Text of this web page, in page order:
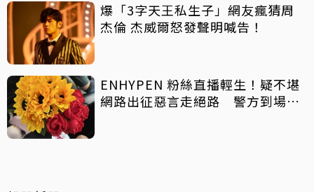
爆「3字天王私生子」網友瘋猜周
杰倫 杰威爾怒發聲明喊告！
ENHYPEN 粉絲直播輕生！疑不堪
網路出征惡言走絕路 警方到場已